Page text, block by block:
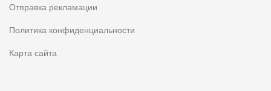
Отправка рекламации
Политика конфиденциальности
Карта сайта